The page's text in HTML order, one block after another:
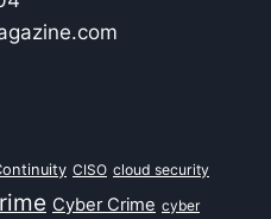
CISO cloud security
Cyber Crime cyber